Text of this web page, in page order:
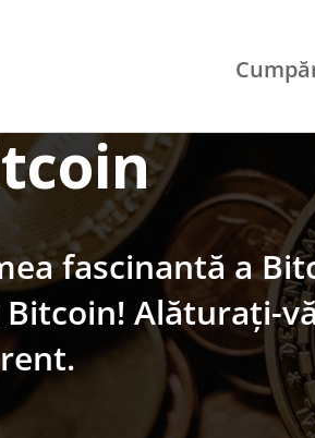
fascinantă a
Alăturați-